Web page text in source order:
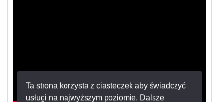
Ta strona korzysta z ciasteczek aby świadczyć
usługi na najwyższym poziomie. Dalsze